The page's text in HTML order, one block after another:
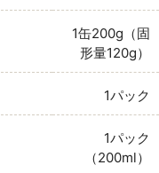
1缶200g（固
形量120g）
1パック
1パック
（200ml）